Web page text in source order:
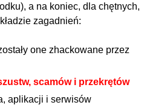
a na koniec, dla chętnych,
zagadnień:
one zhackowane przez
scamów i przekrętów
aplikacji i serwisów